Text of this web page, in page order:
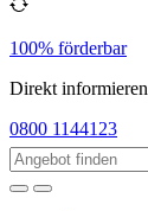
100% förderbar
Direkt informieren
0800 1144123